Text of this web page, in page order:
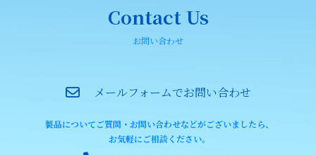
Contact Us
お問い合わせ
メールフォームでお問い合わせ
製品についてご質問・お問い合わせなどがございましたら、
お気軽にご相談ください。